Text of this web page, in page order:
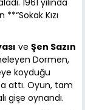
1961 yılında
Kızı
ve Şen Sazın
Dormen,
koyduğu
attı. Oyun, tam
gişe oynandı.